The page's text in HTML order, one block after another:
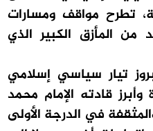
تطرح مواقف ومسارات
من المأزق الكبير الذي
تيار سياسي إسلامي
قادته الإمام محمد
في الدرجة الأولى